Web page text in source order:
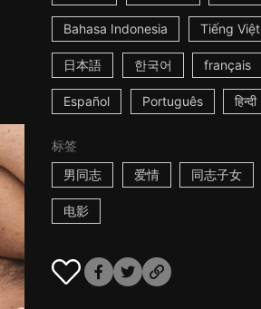
Bahasa Indonesia Tiếng Việt
日本語 한국어 français
Español Português हिन्दी
标签
男同志
爱情 同志子女
电影